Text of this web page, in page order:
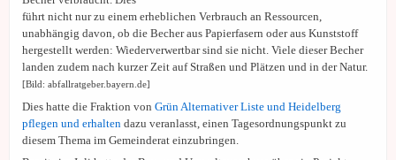
führt nicht nur zu einem erheblichen Verbrauch an Ressourcen,
unabhängig davon, ob die Becher aus Papierfasern oder aus Kunststoff
hergestellt werden: Wiederverwertbar sind sie nicht. Viele dieser Becher
landen zudem nach kurzer Zeit auf Straßen und Plätzen und in der Natur.
[Bild: abfallratgeber.bayern.de]
Dies hatte die Fraktion von Grün Alternativer Liste und Heidelberg
pflegen und erhalten dazu veranlasst, einen Tagesordnungspunkt zu
diesem Thema im Gemeinderat einzubringen.